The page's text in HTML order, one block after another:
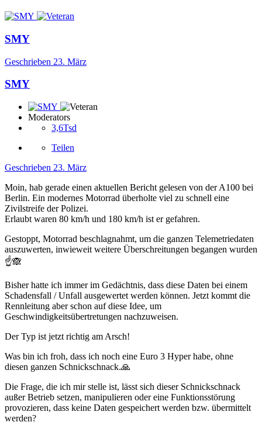
SMY
Geschrieben 23. März
SMY
Moderators
3,6Tsd
Teilen
Geschrieben 23. März
Moin, hab gerade einen aktuellen Bericht gelesen von der A100 bei
Berlin. Ein modernes Motorrad überholte viel zu schnell eine
Zivilstreife der Polizei.
Erlaubt waren 80 km/h und 180 km/h ist er gefahren.
Gestoppt, Motorrad beschlagnahmt, um die ganzen Telemetriedaten
auszuwerten, inwieweit weitere Überschreitungen begangen wurden
☝️🙈
Bisher hatte ich immer im Gedächtnis, dass diese Daten bei einem
Schadensfall / Unfall ausgewertet werden können. Jetzt kommt die
Rennleitung aber schon auf diese Idee, um
Geschwindigkeitsübertretungen nachzuweisen.
Der Typ ist jetzt richtig am Arsch!
Was bin ich froh, dass ich noch eine Euro 3 Hyper habe, ohne
diesen ganzen Schnickschnack.🙏
Die Frage, die ich mir stelle ist, lässt sich dieser Schnickschnack
außer Betrieb setzen, manipulieren oder eine Funktionsstörung
provozieren, dass keine Daten gespeichert werden bzw. übermittelt
werden?